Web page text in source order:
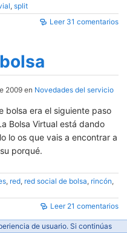
, split
Leer 31 comentarios
2009 en Novedades del servicio
bolsa era el siguiente paso
Bolsa Virtual está dando
lo os que vais a encontrar a
porqué.
, red, red social de bolsa, rincón,
Leer 21 comentarios
de usuario. Si continúas